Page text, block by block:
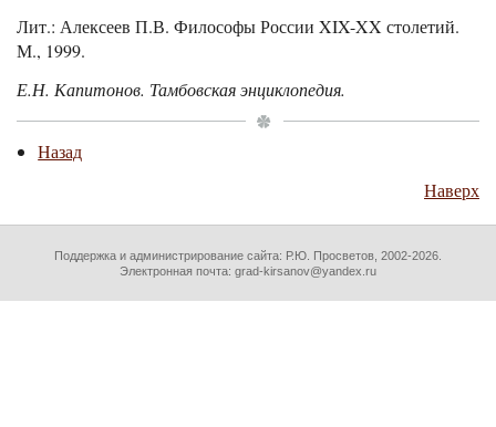
Лит.: Алексеев П.В. Философы России XIX-XX столетий.
М., 1999.
Е.Н. Капитонов. Тамбовская энциклопедия.
Назад
Наверх
Поддержка и администрирование сайта: Р.Ю. Просветов , 2002-2026.
Электронная почта: grad-kirsanov@yandex.ru